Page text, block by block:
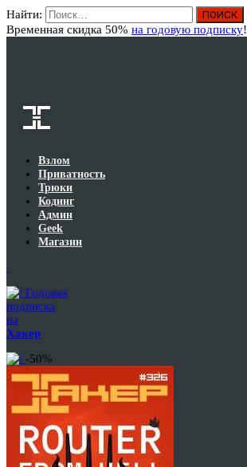
Найти:
Временная скидка 50% на годовую подписку!
Взлом
Приватность
Трюки
Кодинг
Админ
Geek
Магазин
Годовая
подписка
на
Хакер
-50%